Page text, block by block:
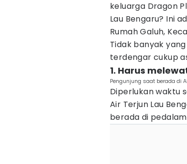
keluarga Dragon
Lau Bengaru? Ini
Rumah Galuh,
Tidak banyak
terdengar cukup
1. Harus
Pengunjung saat berada di
Diperlukan waktu
Air Terjun Lau
berada di